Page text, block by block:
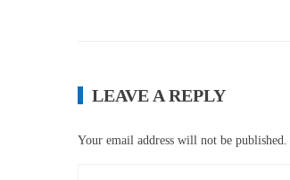
LEAVE A REPLY
Your email address will not be published.